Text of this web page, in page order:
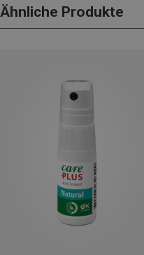
Ähnliche Produkte